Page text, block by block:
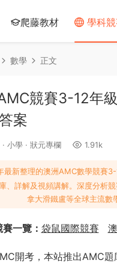
爬藤教材 學科
數學 正文
競賽3-12年
案
· 小學 · 狀元專欄 1.91k
最新整理的澳洲AMC數學競賽
、詳解及視頻講解。深度分析
拿大滑鐵盧等全球主流數
一覽： 袋鼠國際競賽
開考，本站推出AMC